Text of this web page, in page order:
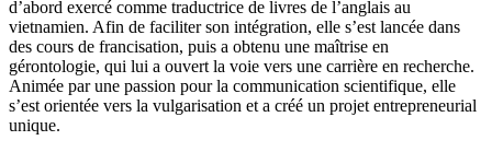
d’abord exercé comme traductrice de livres de l’anglais au
vietnamien. Afin de faciliter son intégration, elle s’est lancée dans
des cours de francisation, puis a obtenu une maîtrise en
gérontologie, qui lui a ouvert la voie vers une carrière en recherche.
Animée par une passion pour la communication scientifique, elle
s’est orientée vers la vulgarisation et a créé un projet entrepreneurial
unique.